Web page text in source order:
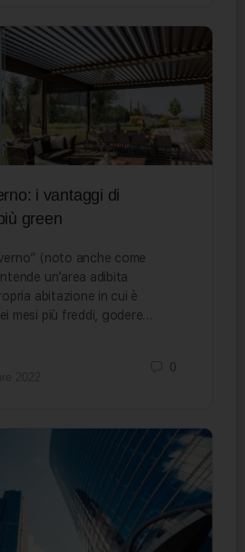
i vantaggi di
green
(noto anche come
un’area adibita
abitazione in cui è
mesi più freddi, godere…
0